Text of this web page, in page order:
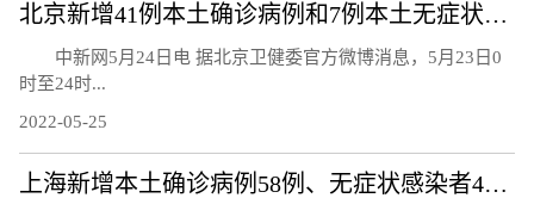
北京新增41例本土确诊病例和7例本土无症状感染者
中新网5月24日电 据北京卫健委官方微博消息，5月23日0
时至24时...
2022-05-25
上海新增本土确诊病例58例、无症状感染者422例